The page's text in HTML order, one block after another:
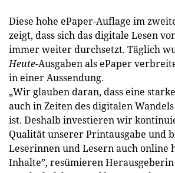
Diese hohe ePaper-Auflage im
zeigt, dass sich das digitale Lesen
immer weiter durchsetzt. Täglich
Heute-Ausgaben als ePaper
in einer Aussendung.
„Wir glauben daran, dass eine
auch in Zeiten des digitalen
ist. Deshalb investieren wir
Qualität unserer Printausgabe und
Leserinnen und Lesern auch online
Inhalte”, resümieren